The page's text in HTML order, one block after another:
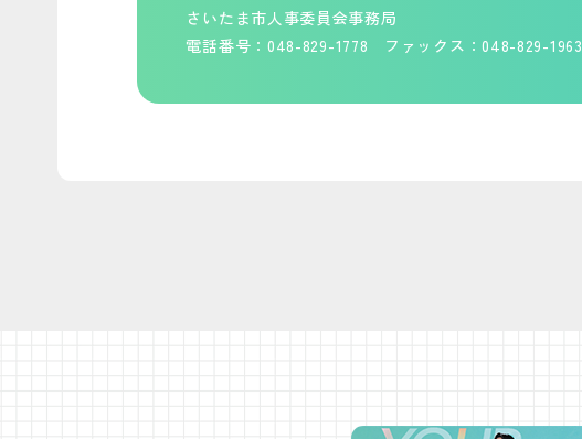
さいたま市人事委員会事務局
電話番号：048-829-1778 ファックス：048-829-1963